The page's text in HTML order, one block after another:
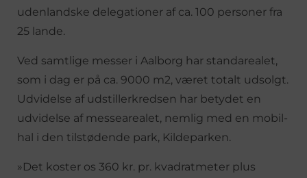
udenlandske delegationer af ca. 100 personer fra
25 lande.
Ved samtlige messer i Aalborg har standarealet,
som i dag er på ca. 9000 m2, været totalt udsolgt.
Udvidelse af udstillerkredsen har betydet en
udvidelse af messearealet, nemlig med en mobil-
hal i den tilstødende park, Kildeparken.
»Det koster os 360 kr. pr. kvadratmeter plus